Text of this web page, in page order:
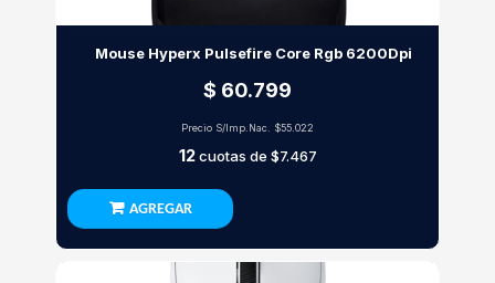
Mouse Hyperx Pulsefire Core Rgb 6200Dpi
$ 60.799
Precio S/Imp.Nac. $55.022
12cuotas de $7.467
AGREGAR